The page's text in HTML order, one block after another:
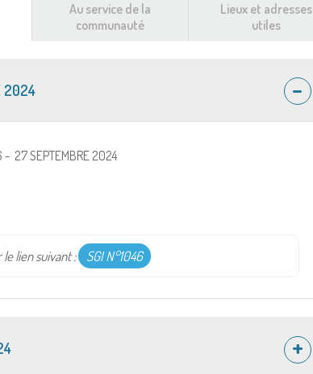
Au service de la
communauté
Lieux et adresses
utiles
2024
- 27 SEPTEMBRE 2024
lien suivant : SGI N°1046